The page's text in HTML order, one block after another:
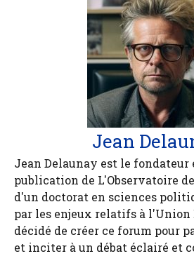
Jean
Jean Delaunay est le
publication de L'Observatoire
d'un doctorat en sciences
par les enjeux relatifs à l'Union
décidé de créer ce forum pour
et inciter à un débat éclairé et